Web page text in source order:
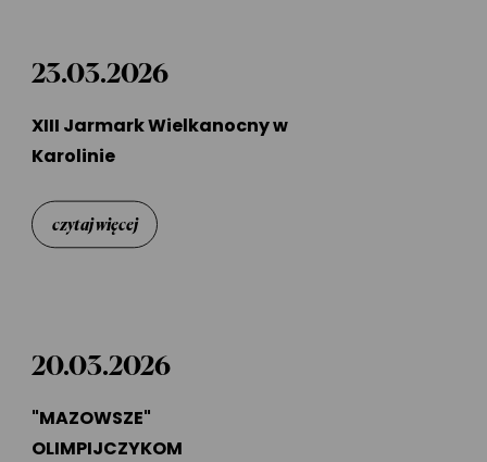
23.03.2026
XIII Jarmark Wielkanocny w
Karolinie
czytaj więcej
20.03.2026
"MAZOWSZE"
OLIMPIJCZYKOM